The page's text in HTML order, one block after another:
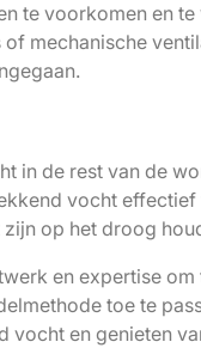
te voorkomen en
mechanische
in de rest van de
vocht
op het droog
en expertise
toe te
en genieten